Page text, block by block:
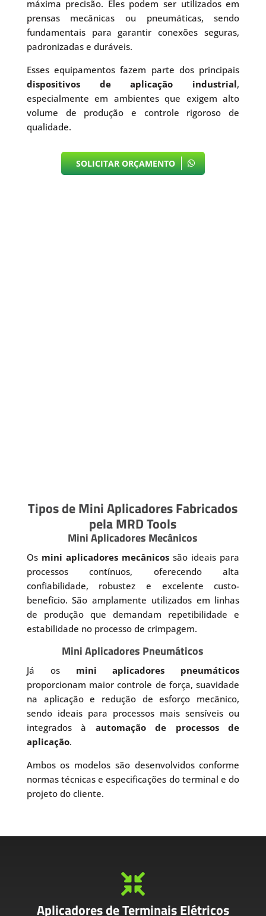
máxima precisão. Eles podem ser utilizados em
prensas mecânicas ou pneumáticas, sendo
fundamentais para garantir conexões seguras,
padronizadas e duráveis.
Esses equipamentos fazem parte dos principais
dispositivos de aplicação industrial,
especialmente em ambientes que exigem alto
volume de produção e controle rigoroso de
qualidade.
SOLICITAR ORÇAMENTO
Tipos de Mini Aplicadores Fabricados
pela MRD Tools
Mini Aplicadores Mecânicos
Os mini aplicadores mecânicos são ideais para
processos contínuos, oferecendo alta
confiabilidade, robustez e excelente custo-
benefício. São amplamente utilizados em linhas
de produção que demandam repetibilidade e
estabilidade no processo de crimpagem.
Mini Aplicadores Pneumáticos
Já os mini aplicadores pneumáticos
proporcionam maior controle de força, suavidade
na aplicação e redução de esforço mecânico,
sendo ideais para processos mais sensíveis ou
integrados à automação de processos de
aplicação.
Ambos os modelos são desenvolvidos conforme
normas técnicas e especificações do terminal e do
projeto do cliente.

Aplicadores de Terminais Elétricos